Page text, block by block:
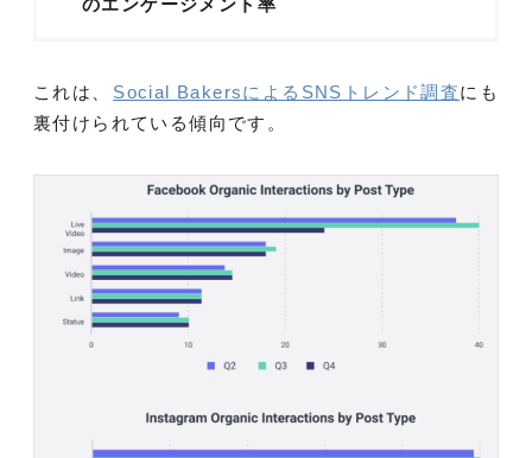
のエンゲージメント率
これは、 Social BakersによるSNSトレンド調査にも
裏付けられている傾向です。